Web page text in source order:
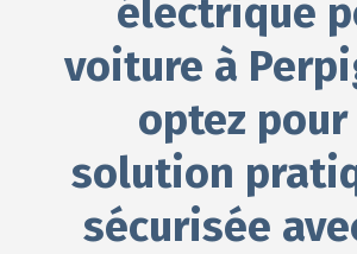
électrique
voiture à
optez
solution
sécurisée